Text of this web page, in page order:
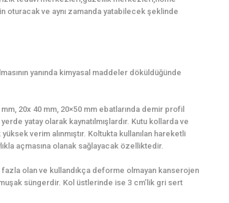
oturacak ve aynı zamanda yatabilecek şeklinde
yanında kimyasal maddeler döküldüğünde
mm, 20x 40 mm, 20×50 mm ebatlarında demir profil
yatay olarak kaynatılmışlardır. Kutu kollarda ve
verim alınmıştır. Koltukta kullanılan hareketli
açmasına olanak sağlayacak özelliktedir.
fazla olan ve kullandıkça deforme olmayan kanserojen
süngerdir. Kol üstlerinde ise 3 cm’lik gri sert